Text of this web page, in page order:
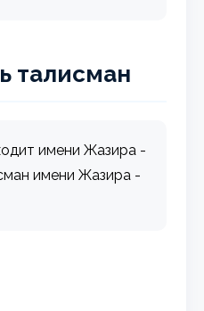
талисман
имени Жазира -
имени Жазира -